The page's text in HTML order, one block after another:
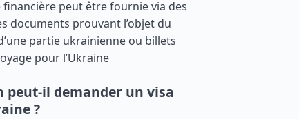
peut être fournie via des
documents prouvant l’objet du
partie ukrainienne ou billets
pour l’Ukraine
peut-il demander un visa
?